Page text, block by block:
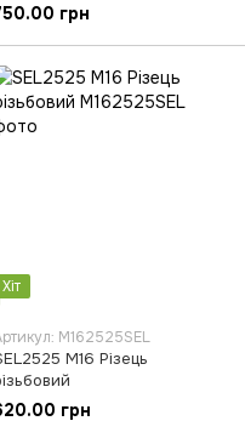
грн
Хіт
M162525SEL
M16 Різець
грн